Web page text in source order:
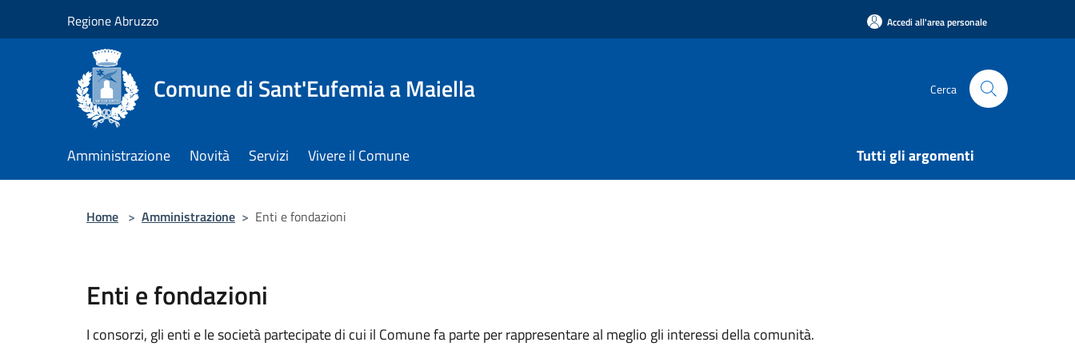
Regione Abruzzo Accedi all'area personale
Comune di Sant'Eufemia a Maiella Cerca
Amministrazione Novità Servizi Vivere il Comune Tutti gli argomenti
Home > Amministrazione > Enti e fondazioni
Enti e fondazioni
I consorzi, gli enti e le società partecipate di cui il Comune fa parte per rappresentare al meglio gli interessi della comunità.